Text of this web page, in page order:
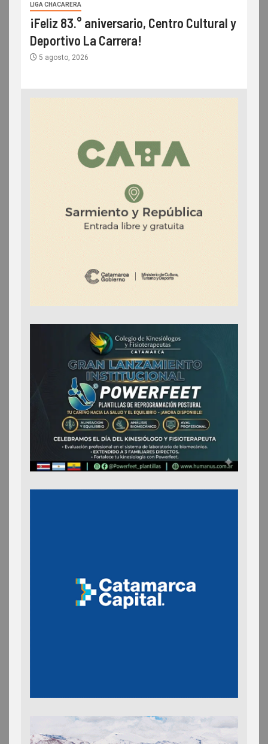
LIGA CHACARERA
¡Feliz 83.° aniversario, Centro Cultural y
Deportivo La Carrera!
5 agosto, 2026